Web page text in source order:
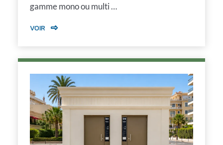
gamme mono ou multi …
VOIR